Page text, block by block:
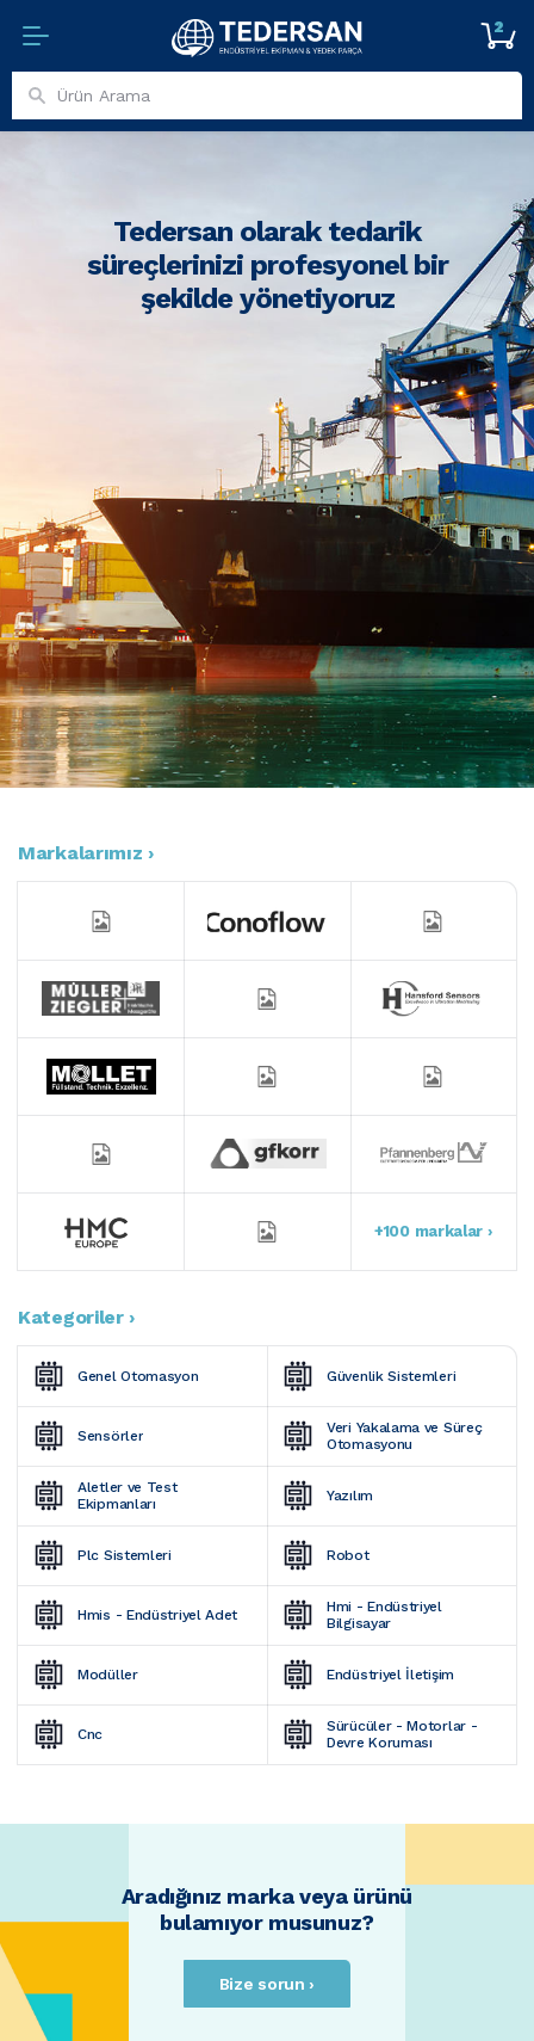
2
Tedersan olarak tedarik
süreçlerinizi profesyonel bir
şekilde yönetiyoruz
Markalarımız ›
+100 markalar ›
Kategoriler ›
Genel Otomasyon Güvenlik Sistemleri
Sensörler
Veri Yakalama ve Süreç
Otomasyonu
Aletler ve Test
Ekipmanları
Yazılım
Plc Sistemleri Robot
Hmis - Endüstriyel Adet
Hmi - Endüstriyel
Bilgisayar
Modüller Endüstriyel İletişim
Cnc
Sürücüler - Motorlar -
Devre Koruması
Aradığınız marka veya ürünü
bulamıyor musunuz?
Bize sorun ›